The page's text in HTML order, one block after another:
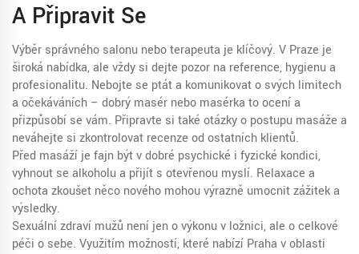
A Připravit Se
Výběr správného salonu nebo terapeuta je klíčový. V Praze je
široká nabídka, ale vždy si dejte pozor na reference, hygienu a
profesionalitu. Nebojte se ptát a komunikovat o svých limitech
a očekáváních – dobrý masér nebo masérka to ocení a
přizpůsobí se vám. Připravte si také otázky o postupu masáže a
neváhejte si zkontrolovat recenze od ostatních klientů.
Před masáží je fajn být v dobré psychické i fyzické kondici,
vyhnout se alkoholu a přijít s otevřenou myslí. Relaxace a
ochota zkoušet něco nového mohou výrazně umocnit zážitek a
výsledky.
Sexuální zdraví mužů není jen o výkonu v ložnici, ale o celkové
péči o sebe. Využitím možností, které nabízí Praha v oblasti